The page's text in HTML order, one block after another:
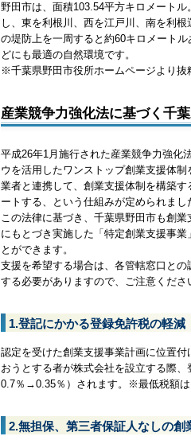
野田市は、面積103.54平方キロメート
し、東を利根川、西を江戸川、南を利
の堤防上を一周すると約60キロメート
どにも最適の自然環境です。
※千葉県野田市役所ホームページより抜
産業競争力強化法に基づく千
平成26年1月施行された産業競争力強化
ウを活用したワンストップ創業支援体
業者と連携して、創業支援体制を構築
ートする、という仕組みが定められまし
この法律に基づき、千葉県野田市も創
にもとづき実施した「特定創業支援事
とができます。
支援を希望する場合は、各管轄窓口と
する必要がありますので、ご注意くださ
1.登記にかかる登録免許税の軽減
認定を受けた創業支援事業計画に位置
おうとする者が株式会社を設立する際
0.7％→0.35％）されます。※最低税額
2.無担保、第三者保証人なしの創